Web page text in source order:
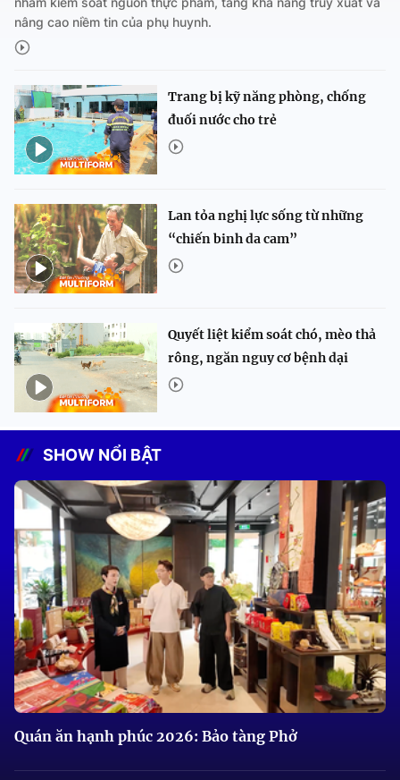
nâng cao niềm tin của phụ huynh.
Trang bị kỹ năng phòng, chống
đuối nước cho trẻ
Lan tỏa nghị lực sống từ những
“chiến binh da cam”
Quyết liệt kiểm soát chó, mèo thả
rông, ngăn nguy cơ bệnh dại
SHOW NỔI BẬT
Quán ăn hạnh phúc 2026: Bảo tàng Phở